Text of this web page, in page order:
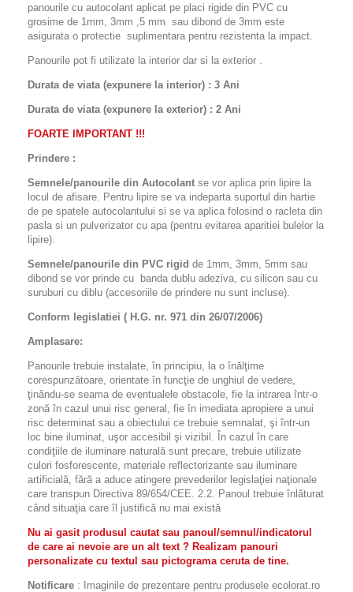
panourile cu autocolant aplicat pe placi rigide din PVC cu
grosime de 1mm, 3mm ,5 mm sau dibond de 3mm este
asigurata o protectie suplimentara pentru rezistenta la impact.
Panourile pot fi utilizate la interior dar si la exterior .
Durata de viata (expunere la interior) : 3 Ani
Durata de viata (expunere la exterior) : 2 Ani
FOARTE IMPORTANT !!!
Prindere :
Semnele/panourile din Autocolant se vor aplica prin lipire la
locul de afisare. Pentru lipire se va indeparta suportul din hartie
de pe spatele autocolantului si se va aplica folosind o racleta din
pasla si un pulverizator cu apa (pentru evitarea aparitiei bulelor la
lipire).
Semnele/panourile din PVC rigid de 1mm, 3mm, 5mm sau
dibond se vor prinde cu banda dublu adeziva, cu silicon sau cu
suruburi cu diblu (accesoriile de prindere nu sunt incluse).
Conform legislatiei ( H.G. nr. 971 din 26/07/2006)
Amplasare:
Panourile trebuie instalate, în principiu, la o înălţime
corespunzătoare, orientate în funcţie de unghiul de vedere,
ţinându-se seama de eventualele obstacole, fie la intrarea într-o
zonă în cazul unui risc general, fie în imediata apropiere a unui
risc determinat sau a obiectului ce trebuie semnalat, şi într-un
loc bine iluminat, uşor accesibil şi vizibil. În cazul în care
condiţiile de iluminare naturală sunt precare, trebuie utilizate
culori fosforescente, materiale reflectorizante sau iluminare
artificială, fără a aduce atingere prevederilor legislaţiei naţionale
care transpun Directiva 89/654/CEE. 2.2. Panoul trebuie înlăturat
când situaţia care îl justifică nu mai există
Nu ai gasit produsul cautat sau panoul/semnul/indicatorul
de care ai nevoie are un alt text ? Realizam panouri
personalizate cu textul sau pictograma ceruta de tine.
Notificare : Imaginile de prezentare pentru produsele ecolorat.ro